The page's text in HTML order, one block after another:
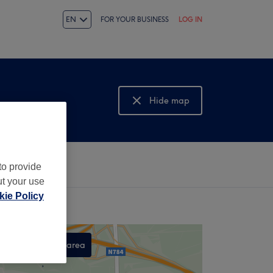
EN FOR YOUR BUSINESS LOG IN
Hide map
Show map
Search this area
,
provide
your use
Policy